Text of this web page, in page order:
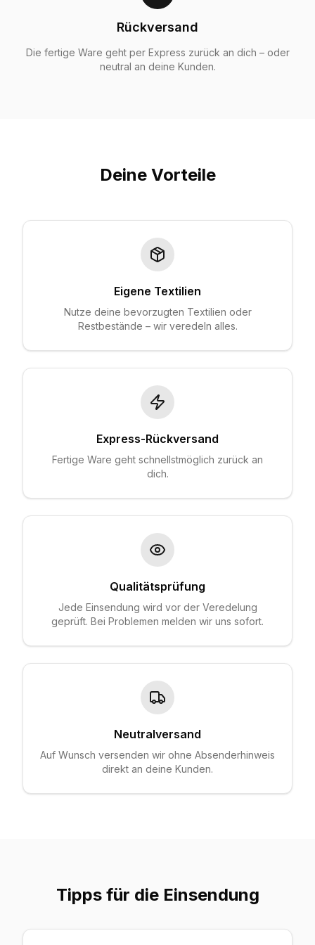
Rückversand
Die fertige Ware geht per Express zurück an dich – oder
neutral an deine Kunden.
Deine Vorteile
Eigene Textilien
Nutze deine bevorzugten Textilien oder
Restbestände – wir veredeln alles.
Express-Rückversand
Fertige Ware geht schnellstmöglich zurück an
dich.
Qualitätsprüfung
Jede Einsendung wird vor der Veredelung
geprüft. Bei Problemen melden wir uns sofort.
Neutralversand
Auf Wunsch versenden wir ohne Absenderhinweis
direkt an deine Kunden.
Tipps für die Einsendung